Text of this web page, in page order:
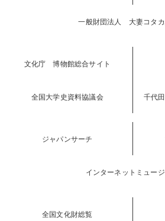
一般財団法人 大妻コタ
文化庁 博物館総合サイト
全国大学史資料協議会 千代
ジャパンサーチ
インターネットミュー
全国文化財総覧